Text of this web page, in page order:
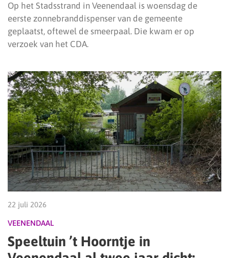
Op het Stadsstrand in Veenendaal is woensdag de
eerste zonnebranddispenser van de gemeente
geplaatst, oftewel de smeerpaal. Die kwam er op
verzoek van het CDA.
22 juli 2026
VEENENDAAL
Speeltuin ’t Hoorntje in